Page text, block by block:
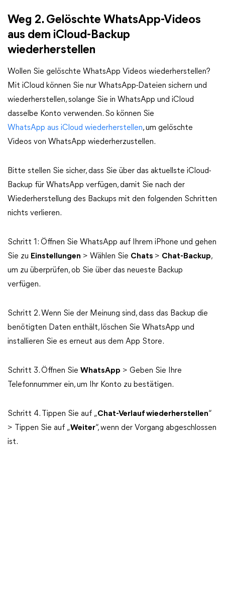
Weg 2. Gelöschte WhatsApp-Videos
aus dem iCloud-Backup
wiederherstellen
Wollen Sie gelöschte WhatsApp Videos wiederherstellen?
Mit iCloud können Sie nur WhatsApp-Dateien sichern und
wiederherstellen, solange Sie in WhatsApp und iCloud
dasselbe Konto verwenden. So können Sie
WhatsApp aus iCloud wiederherstellen, um gelöschte
Videos von WhatsApp wiederherzustellen.
Bitte stellen Sie sicher, dass Sie über das aktuellste iCloud-
Backup für WhatsApp verfügen, damit Sie nach der
Wiederherstellung des Backups mit den folgenden Schritten
nichts verlieren.
Schritt 1: Öffnen Sie WhatsApp auf Ihrem iPhone und gehen
Sie zu Einstellungen > Wählen Sie Chats > Chat-Backup,
um zu überprüfen, ob Sie über das neueste Backup
verfügen.
Schritt 2. Wenn Sie der Meinung sind, dass das Backup die
benötigten Daten enthält, löschen Sie WhatsApp und
installieren Sie es erneut aus dem App Store.
Schritt 3. Öffnen Sie WhatsApp > Geben Sie Ihre
Telefonnummer ein, um Ihr Konto zu bestätigen.
Schritt 4. Tippen Sie auf „Chat-Verlauf wiederherstellen“
> Tippen Sie auf „Weiter“, wenn der Vorgang abgeschlossen
ist.